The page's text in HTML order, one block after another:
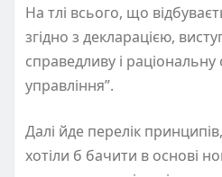
На тлі всього, що
згідно з декларацією,
справедливу і
управління”.
Далі йде перелік
хотіли б бачити в основі